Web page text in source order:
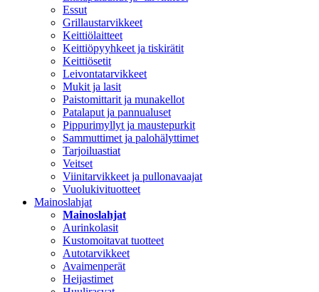
Essut
Grillaustarvikkeet
Keittiölaitteet
Keittiöpyyhkeet ja tiskirätit
Keittiösetit
Leivontatarvikkeet
Mukit ja lasit
Paistomittarit ja munakellot
Patalaput ja pannualuset
Pippurimyllyt ja maustepurkit
Sammuttimet ja palohälyttimet
Tarjoiluastiat
Veitset
Viinitarvikkeet ja pullonavaajat
Vuolukivituotteet
Mainoslahjat
Mainoslahjat
Aurinkolasit
Kustomoitavat tuotteet
Autotarvikkeet
Avaimenperät
Heijastimet